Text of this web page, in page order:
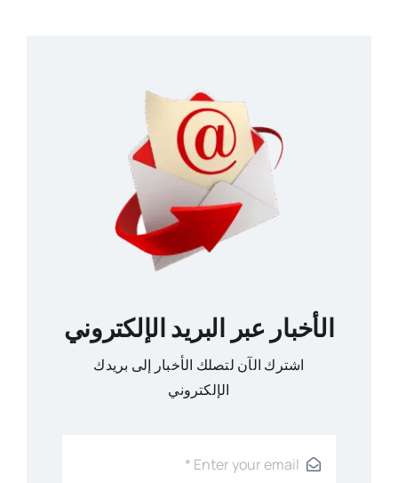
الأخبار عبر البريد الإلكتروني
اشترك الآن لتصلك الأخبار إلى بريدك
الإلكتروني